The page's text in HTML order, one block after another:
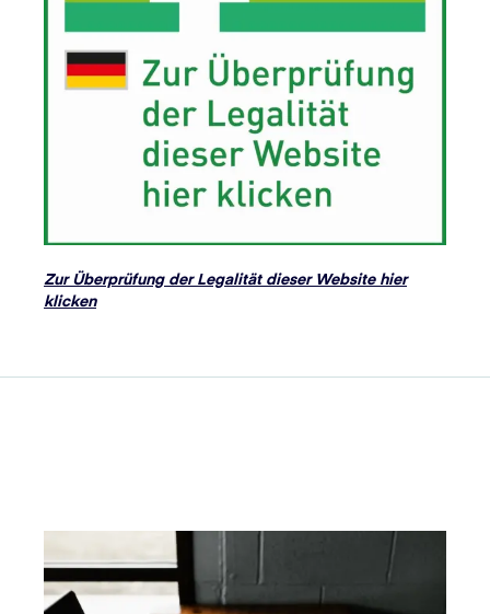
Zur Überprüfung der Legalität dieser Website hier
klicken